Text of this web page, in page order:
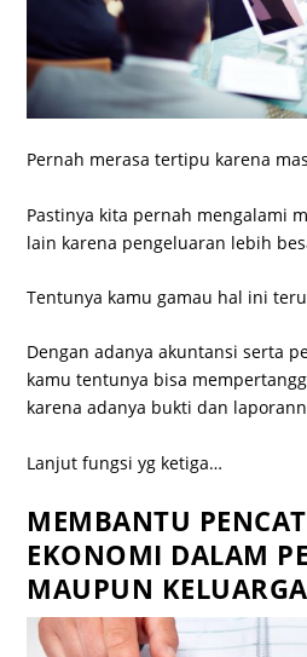
Pernah merasa tertipu karena
Pastinya kita pernah mengalami
lain karena pengeluaran lebih
Tentunya kamu gamau hal ini
Dengan adanya akuntansi serta
kamu tentunya bisa
karena adanya bukti dan
Lanjut fungsi yg ketiga…
MEMBANTU
EKONOMI DALAM
MAUPUN KELUARGA